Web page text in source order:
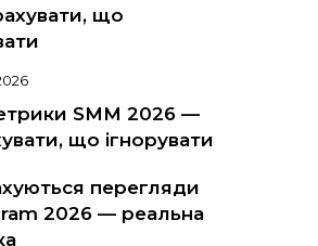
SMM 2026 —
що ігнорувати